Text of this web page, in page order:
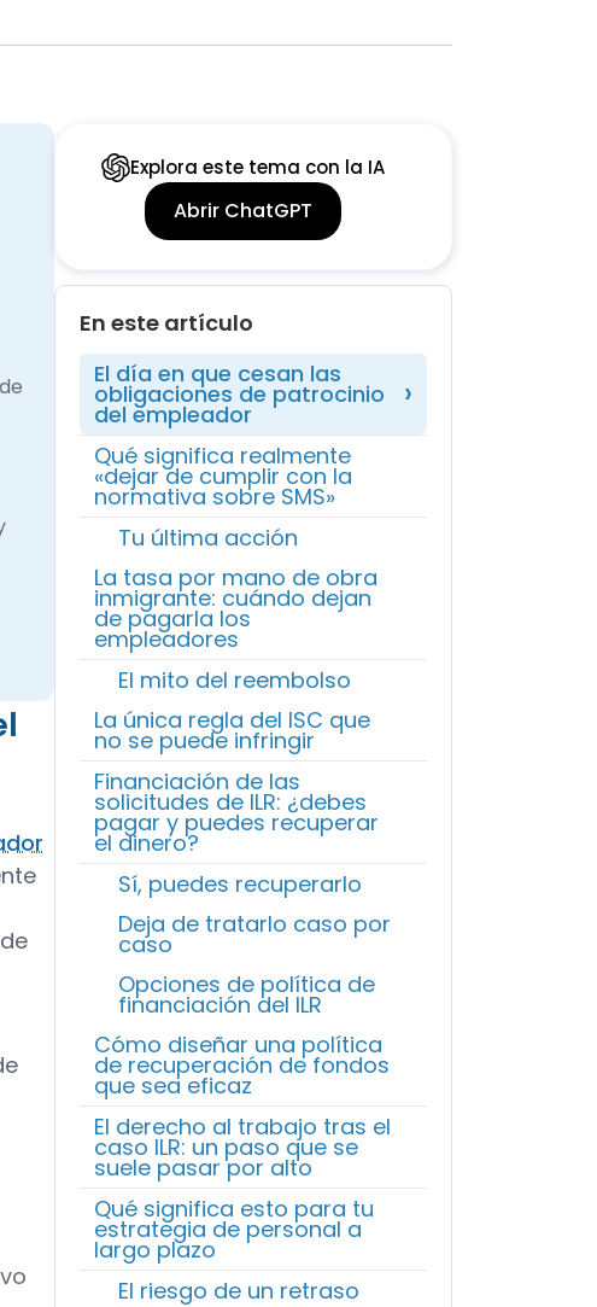
Explora este tema con la IA
Abrir ChatGPT
En este artículo
El día en que cesan las
obligaciones de patrocinio
del empleador
Qué significa realmente
«dejar de cumplir con la
normativa sobre SMS»
Tu última acción
La tasa por mano de obra
inmigrante: cuándo dejan
de pagarla los
empleadores
El mito del reembolso
La única regla del ISC que
no se puede infringir
Financiación de las
solicitudes de ILR: ¿debes
pagar y puedes recuperar
el dinero?
Sí, puedes recuperarlo
Deja de tratarlo caso por
caso
Opciones de política de
financiación del ILR
Cómo diseñar una política
de recuperación de fondos
que sea eficaz
El derecho al trabajo tras el
caso ILR: un paso que se
suele pasar por alto
Qué significa esto para tu
estrategia de personal a
largo plazo
El riesgo de un retraso